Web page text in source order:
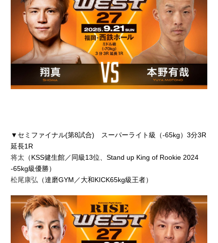
▼セミファイナル(第8試合) スーパーライト級（-65kg）3分3R
延長1R
将太 （KSS健生館／同級13位、Stand up King of Rookie 2024
-65kg級優勝）
松尾康弘 （達磨GYM／大和KICK65kg級王者）